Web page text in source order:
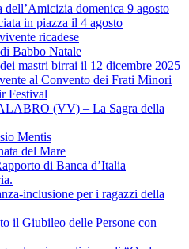
domenica 9 agosto
in piazza il 4 agosto
ricadese
Babbo Natale
mastri birrai il 12 dicembre 2025
al Convento dei Frati Minori
Festival
(VV) – La Sagra della
Mentis
del Mare
di Banca d’Italia
inclusione per i ragazzi della
il Giubileo delle Persone con